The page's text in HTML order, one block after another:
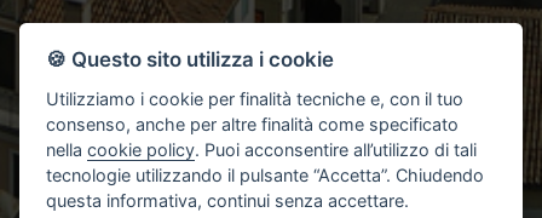
🍪 Questo sito utilizza i cookie
Utilizziamo i cookie per finalità tecniche e, con il tuo
consenso, anche per altre finalità come specificato
nellacookie policy. Puoi acconsentire all’utilizzo di tali
tecnologie utilizzando il pulsante “Accetta”. Chiudendo
questa informativa, continui senza accettare.